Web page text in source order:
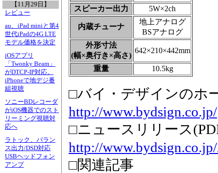
【11月29日】
レビュー
au、iPad miniと第4
世代iPadの4G LTE
モデル価格を決定
iOSアプリ
「Twonky Beam」
がDTCP-IP対応。
iPhoneで地デジ番
組視聴
ソニーBDレコーダ
がiOS機器でのスト
リーミング視聴対
応へ
ラトック、バラン
ス出力/DSD対応
USBヘッドフォン
アンプ
スピーカー出力
5W×2ch
内蔵チューナ
地上アナログ
BSアナログ
外形寸法
(幅×奥行き×高さ)
642×210×442mm
重量 10.5kg
□バイ・デザインのホ
http://www.bydsign.co.jp/
□ニュースリリース
http://
□関連記事